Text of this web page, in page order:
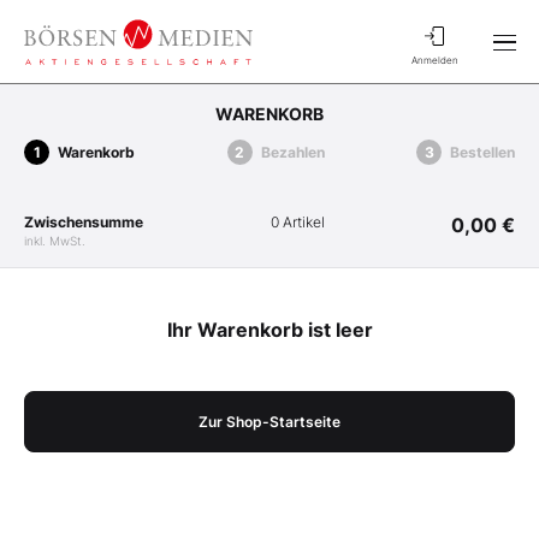
Anmelden
WARENKORB
Warenkorb Bezahlen Bestellen
Zwischensumme
inkl. MwSt.
0 Artikel 0,00 €
Ihr Warenkorb ist leer
Zur Shop-Startseite